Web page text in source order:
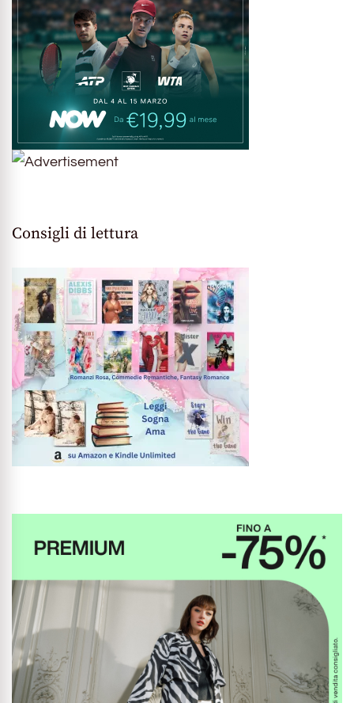
Consigli di lettura